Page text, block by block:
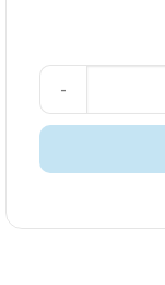
-